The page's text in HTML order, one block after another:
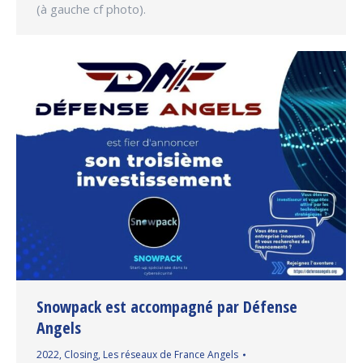
(à gauche cf photo).
Snowpack est accompagné par Défense
Angels
2022, Closing, Les réseaux de France Angels